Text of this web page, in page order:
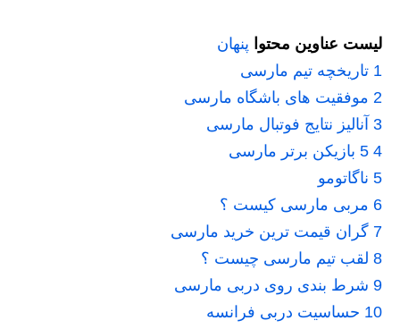
لیست عناوین محتوا پنهان
1 تاریخچه تیم مارسی
2 موفقیت های باشگاه مارسی
3 آنالیز نتایج فوتبال مارسی
4 5 بازیکن برتر مارسی
5 ناگاتومو
6 مربی مارسی کیست ؟
7 گران قیمت ترین خرید مارسی
8 لقب تیم مارسی چیست ؟
9 شرط بندی روی دربی مارسی
10 حساسیت دربی فرانسه